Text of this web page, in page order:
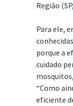
Região
Para ele,
porque a
cuidado
“Como
eficiente